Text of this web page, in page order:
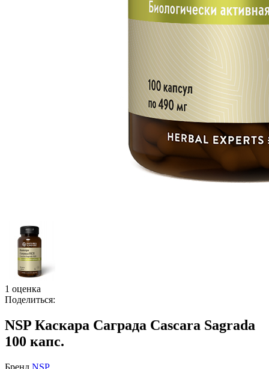
1 оценка
Поделиться:
NSP Каскара Саграда Cascara Sagrada
100 капс.
Бренд NSP